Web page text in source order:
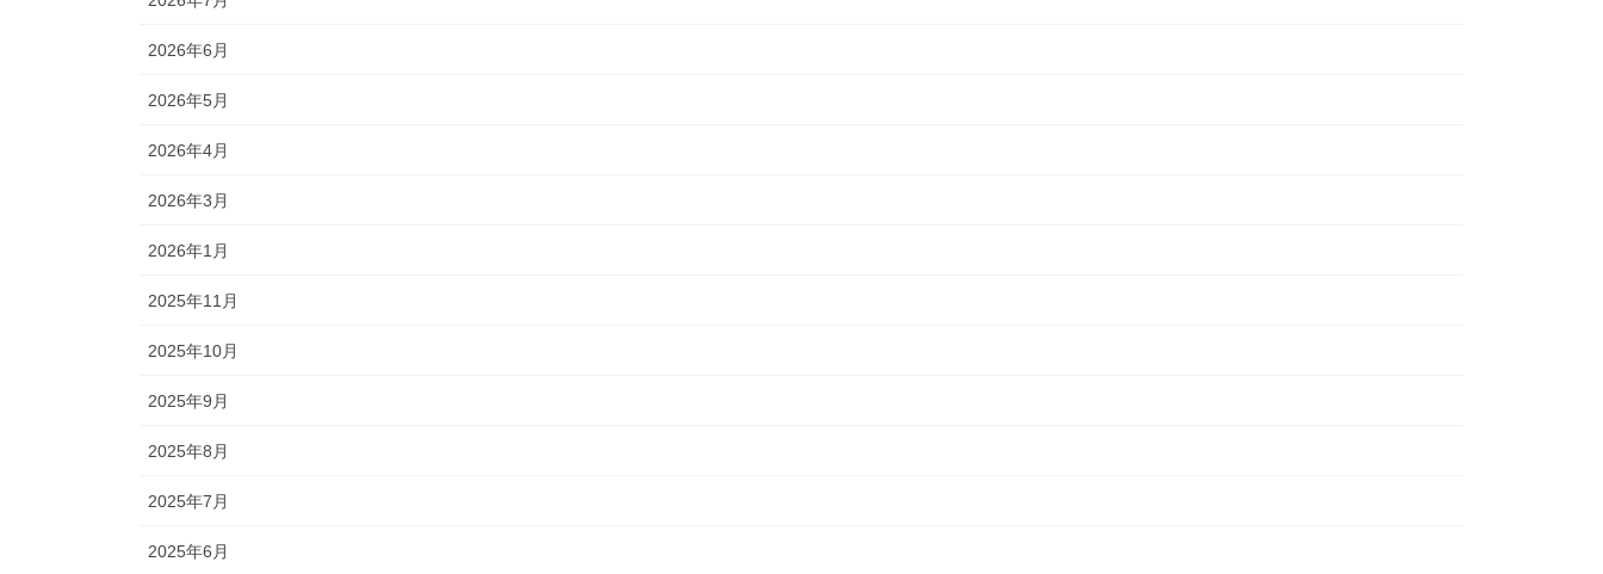
2026年6月
2026年5月
2026年4月
2026年3月
2026年1月
2025年11月
2025年10月
2025年9月
2025年8月
2025年7月
2025年6月